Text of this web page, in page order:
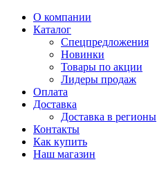
О компании
Каталог
Спецпредложения
Новинки
Товары по акции
Лидеры продаж
Оплата
Доставка
Доставка в регионы
Контакты
Как купить
Наш магазин